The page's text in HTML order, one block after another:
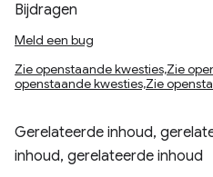
Bijdragen
Meld een bug
Zie openstaande kwesties,Zie
openstaande kwesties,Zie
Gerelateerde inhoud,
inhoud, gerelateerde inhoud